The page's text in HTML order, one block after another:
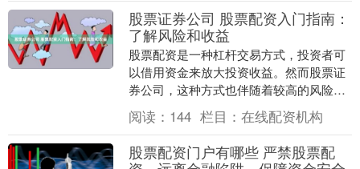
股票证券公司 股票配资入门指南：
了解风险和收益
股票配资是一种杠杆交易方式，投资者可
以借用资金来放大投资收益。然而股票证
券公司，这种方式也伴随着较高的风险。
* **放大收益：**杠杆作用可以放大投资者
的收益....
阅读： 144 栏目： 在线配资机构
股票配资门户有哪些 严禁股票配